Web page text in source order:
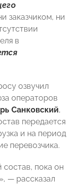
заказчиком, ни
в
озвучил
операторов
Санковский,
передается
и на период
перевозчика.
пока он
— рассказал